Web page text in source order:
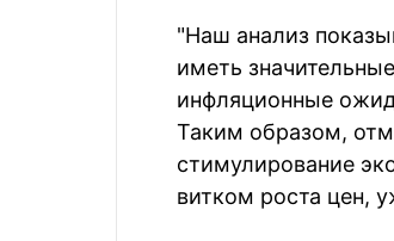
"Наш анализ
иметь
инфляционные
Таким образом,
стимулирование
витком роста цен,